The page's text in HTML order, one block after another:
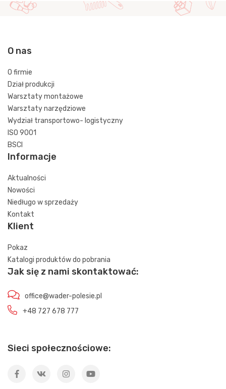
O nas
O firmie
Dział produkcji
Warsztaty montażowe
Warsztaty narzędziowe
Wydział transportowo- logistyczny
ISO 9001
BSCI
Informacje
Aktualności
Nowości
Niedługo w sprzedaży
Kontakt
Klient
Pokaz
Katalogi produktów do pobrania
Jak się z nami skontaktować:
office@wader-polesie.pl
+48 727 678 777
Sieci społecznościowe: